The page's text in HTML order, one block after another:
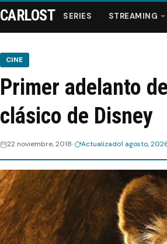
Series
Streaming
Videos
Webisodios
CARLOST SERIES STREAMING
CINE
Primer adelanto
clásico de Disney
22 noviembre, 2018 Actualizado1 agosto,